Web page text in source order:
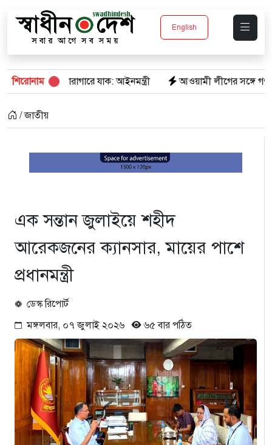
English
শিরোনামযাক: আইনমন্ত্রী আওয়ামী লীগের সঙ্গে গণতন্ত্র যায় না :
/ জাতীয়
এক সন্তান জুলাইয়ে শহীদ
আরেকজনের ক্যানসার, মায়ের পাশে
প্রধানমন্ত্রী
ডেস্ক রিপোর্ট
মঙ্গলবার, ০৭ জুলাই ২০২৬
৬৫ বার পঠিত